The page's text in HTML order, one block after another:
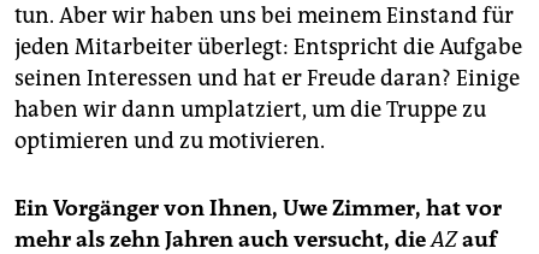
tun. Aber wir haben uns bei meinem Einstand für
jeden Mitarbeiter überlegt: Entspricht die Aufgabe
seinen Interessen und hat er Freude daran? Einige
haben wir dann umplatziert, um die Truppe zu
optimieren und zu motivieren.
Ein Vorgänger von Ihnen, Uwe Zimmer, hat vor
mehr als zehn Jahren auch versucht, dieAZauf